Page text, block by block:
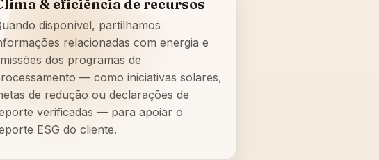
& eficiência de recursos
disponível, partilhamos
relacionadas com energia e
dos programas de
— como iniciativas solares,
de redução ou declarações de
verificadas — para apoiar o
ESG do cliente.